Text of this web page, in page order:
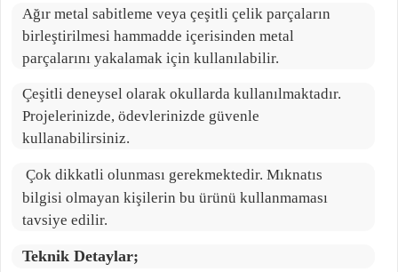
Ağır metal sabitleme veya çeşitli çelik parçaların
birleştirilmesi hammadde içerisinden metal
parçalarını yakalamak için kullanılabilir.
Çeşitli deneysel olarak okullarda kullanılmaktadır.
Projelerinizde, ödevlerinizde güvenle
kullanabilirsiniz.
Çok dikkatli olunması gerekmektedir. Mıknatıs
bilgisi olmayan kişilerin bu ürünü kullanmaması
tavsiye edilir.
Teknik Detaylar;